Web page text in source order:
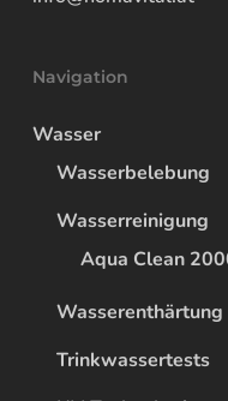
Navigation
Wasser
Wasserbelebung
Wasserreinigung
Aqua Clean
Wasserenthärtung
Trinkwassertests